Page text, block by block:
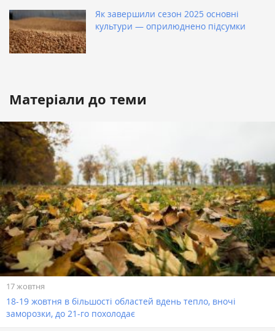
Як завершили сезон 2025 основні
культури — оприлюднено підсумки
Матеріали до теми
17 жовтня
18-19 жовтня в більшості областей вдень тепло, вночі
заморозки, до 21-го похолодає